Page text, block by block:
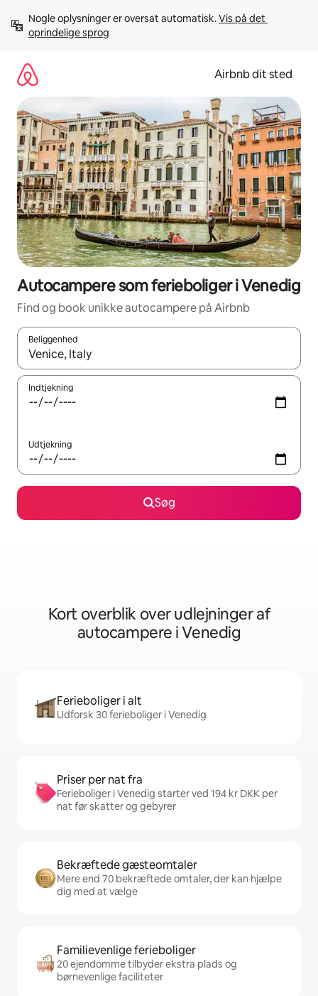
videre
Nogle oplysninger er oversat automatisk. Vis på det
oprindelige sprog
Airbnb dit sted
Autocampere som ferieboliger i Venedig
Find og book unikke autocampere på Airbnb
Beliggenhed
Når resultaterne er tilgængelige, skal du navigere med
Indtjekning
Udtjekning
Søg
Kort overblik over udlejninger af
autocampere i Venedig
Ferieboliger i alt
Udforsk 30 ferieboliger i Venedig
Priser per nat fra
Ferieboliger i Venedig starter ved 194 kr DKK per
nat før skatter og gebyrer
Bekræftede gæsteomtaler
Mere end 70 bekræftede omtaler, der kan hjælpe
dig med at vælge
Familievenlige ferieboliger
20 ejendomme tilbyder ekstra plads og
børnevenlige faciliteter